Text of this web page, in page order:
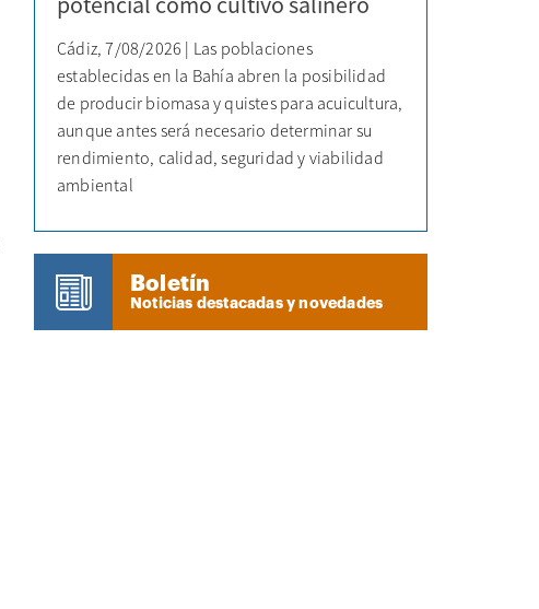
Cádiz, 7/08/2026 | Las poblaciones
establecidas en la Bahía abren la posibilidad
de producir biomasa y quistes para acuicultura,
aunque antes será necesario determinar su
rendimiento, calidad, seguridad y viabilidad
ambiental
Boletín
Noticias destacadas y novedades